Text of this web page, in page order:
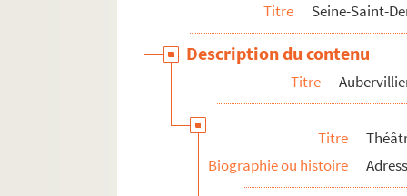
Noisy-le-Grand
Pantin
Saint-Denis
Sevran
Titre Seine-Saint-
Description du contenu
Titre
Titre
Biographie ou histoire